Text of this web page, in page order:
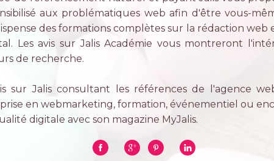
aux problématiques web afin d'être vous-
des formations complètes sur la rédaction
Les avis sur Jalis Académie vous montreront
de recherche.
sur Jalis consultant les références de l'agence
en webmarketing, formation, événementiel ou
digitale avec son magazine MyJalis.